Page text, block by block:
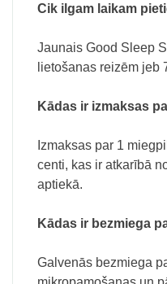
Cik ilgam laikam
Jaunais Good Sleep
lietošanas reizēm jeb
Kādas ir izmaksas
Izmaksas par 1
centi, kas ir atkarībā
aptiekā.
Kādas ir bezmiega
Galvenās bezmiega